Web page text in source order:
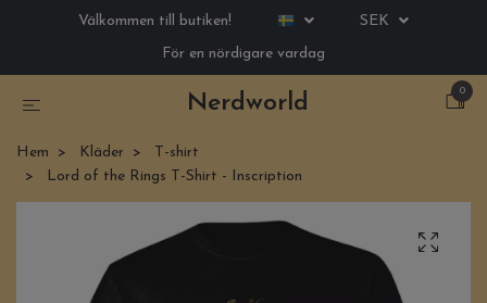
Välkommen till butiken!
SEK
För en nördigare vardag
Nerdworld
0
Hem Kläder
T-shirt
Lord of the Rings T-Shirt - Inscription